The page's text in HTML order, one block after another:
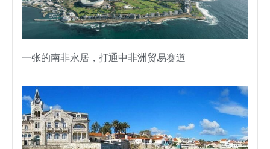
一张的南非永居，打通中非洲贸易赛道